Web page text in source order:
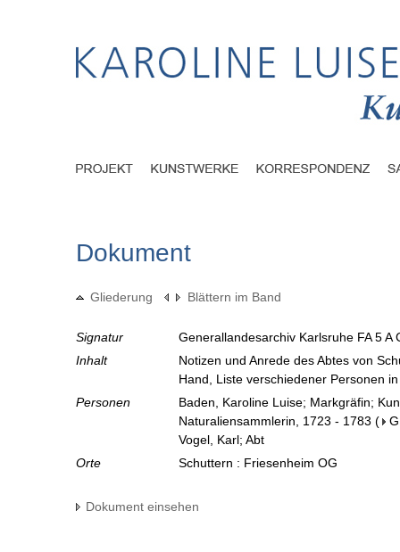
Dokument
Gliederung Blättern im Band
Signatur
Generallandesarchiv Karlsruhe FA 5
Inhalt
Notizen und Anrede des Abtes von
Hand, Liste verschiedener Personen
Personen
Baden, Karoline Luise; Markgräfin;
Naturaliensammlerin, 1723 - 1783 (
Vogel, Karl; Abt
Orte
Schuttern : Friesenheim OG
Dokument einsehen